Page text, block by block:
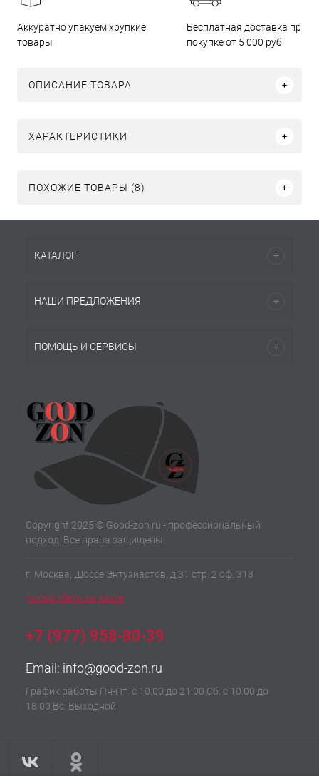
Аккуратно упакуем хрупкие
товары
Бесплатная доставка при
покупке от 5 000 руб
ОПИСАНИЕ ТОВАРА
ХАРАКТЕРИСТИКИ
ПОХОЖИЕ ТОВАРЫ (8)
КАТАЛОГ
НАШИ ПРЕДЛОЖЕНИЯ
ПОМОЩЬ И СЕРВИСЫ
Copyright 2025 © Good-zon.ru - профессиональный
подход. Все права защищены.
г. Москва, Шоссе Энтузиастов, д.31 стр. 2 оф. 318
Посмотреть на карте
+7 (977) 958-80-39
Email: info@good-zon.ru
График работы Пн-Пт: с 10:00 до 21:00 Сб: с 10:00 до
18:00 Вс: Выходной